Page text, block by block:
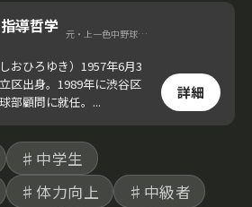
尾氏が、長年の指導者経験
習の考え方を紹介。選手が
秘密に迫る。
導哲学
元・上一色中野球部 監督
おひろゆき）1957年6月3
区出身。1989年に渋谷区
部顧問に就任。...
詳細
♯中学生
♯体力向上
♯中級者